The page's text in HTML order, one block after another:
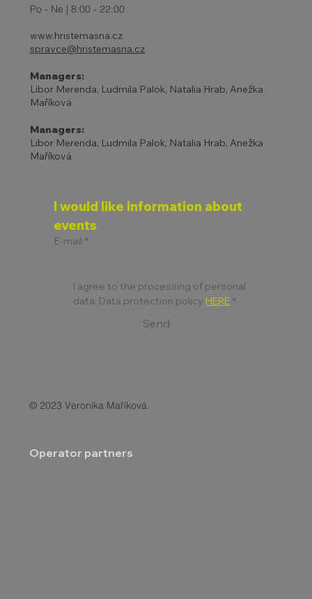
Po - Ne | 8:00 - 22:00
www.hristemasna.cz
spravce@hristemasna.cz
Managers:
Libor Merenda, Ludmila Palok, Natalia Hrab, Anežka
Maříková
Managers:
Libor Merenda, Ludmila Palok, Natalia Hrab, Anežka
Maříková
I would like information about
events
E-mail *
I agree to the processing of personal
data. Data protection policy HERE *
Send
© 2023 Veronika Maříková
Operator partners